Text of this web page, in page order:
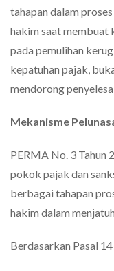
tahapan dalam
hakim saat membuat
pada pemulihan
kepatuhan pajak,
mendorong
Mekanisme
PERMA No. 3 Tahun
pokok pajak dan
berbagai tahapan
hakim dalam
Berdasarkan Pasal